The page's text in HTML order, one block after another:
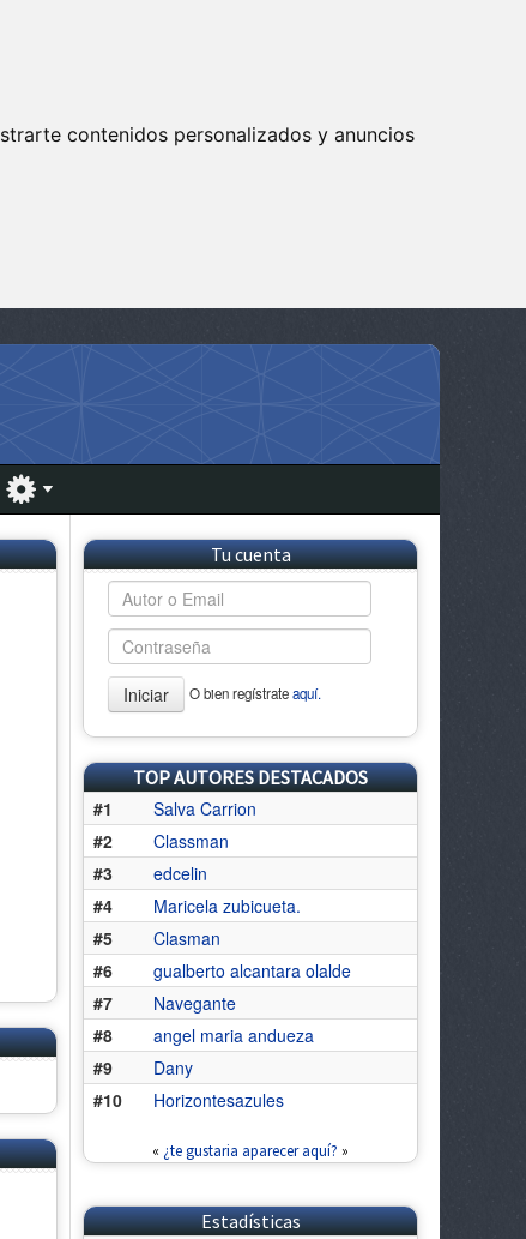
contenidos personalizados y anuncios
Tu cuenta
Iniciar O bien regístrateaquí.
TOP AUTORES DESTACADOS
#1
Salva Carrion
#2
Classman
#3
edcelin
#4
Maricela zubicueta.
#5
Clasman
#6
gualberto alcantara olalde
#7
Navegante
#8
angel maria andueza
#9
Dany
#10
Horizontesazules
« ¿te gustaria aparecer aquí? »
Estadísticas